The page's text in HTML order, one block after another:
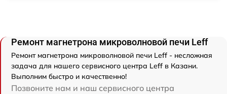
Ремонт магнетрона микроволновой печи Leff
Ремонт магнетрона микроволновой печи Leff - несложная
задача для нашего сервисного центра Leff в Казани.
Выполним быстро и качественно!
Позвоните нам и наш сервисного центра